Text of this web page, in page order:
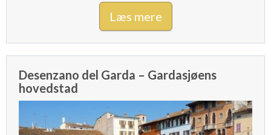
Læs mere
Desenzano del Garda – Gardasjøens
hovedstad